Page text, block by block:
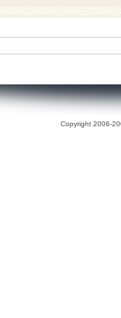
Copyright 2006-